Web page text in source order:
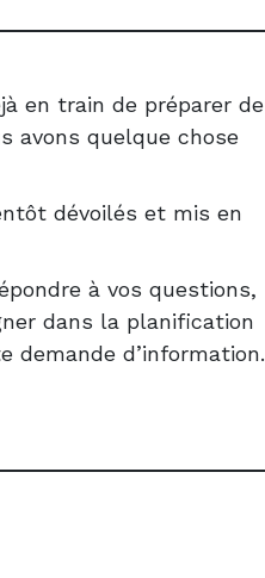
en train de préparer de
avons quelque chose
dévoilés et mis en
à vos questions,
dans la planification
demande d’information.